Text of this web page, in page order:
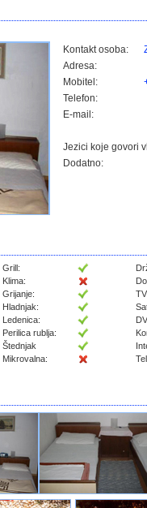
Kontakt osoba:
Adresa:
Mobitel:
Telefon:
E-mail:
Jezici koje govori
Dodatno:
Grill:
Klima:
Grijanje:
Hladnjak:
Ledenica:
Perilica rublja:
Štednjak
Mikrovalna: